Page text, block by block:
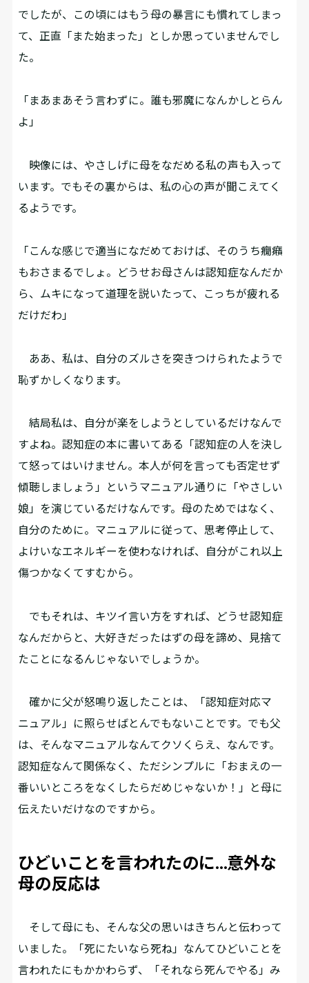
でしたが、この頃にはもう母の暴言にも慣れてしまっ
て、正直「また始まった」としか思っていませんでし
た。
「まあまあそう言わずに。誰も邪魔になんかしとらん
よ」
映像には、やさしげに母をなだめる私の声も入って
います。でもその裏からは、私の心の声が聞こえてく
るようです。
「こんな感じで適当になだめておけば、そのうち癇癪
もおさまるでしょ。どうせお母さんは認知症なんだか
ら、ムキになって道理を説いたって、こっちが疲れる
だけだわ」
ああ、私は、自分のズルさを突きつけられたようで
恥ずかしくなります。
結局私は、自分が楽をしようとしているだけなんで
すよね。認知症の本に書いてある「認知症の人を決し
て怒ってはいけません。本人が何を言っても否定せず
傾聴しましょう」というマニュアル通りに「やさしい
娘」を演じているだけなんです。母のためではなく、
自分のために。マニュアルに従って、思考停止して、
よけいなエネルギーを使わなければ、自分がこれ以上
傷つかなくてすむから。
でもそれは、キツイ言い方をすれば、どうせ認知症
なんだからと、大好きだったはずの母を諦め、見捨て
たことになるんじゃないでしょうか。
確かに父が怒鳴り返したことは、「認知症対応マ
ニュアル」に照らせばとんでもないことです。でも父
は、そんなマニュアルなんてクソくらえ、なんです。
認知症なんて関係なく、ただシンプルに「おまえの一
番いいところをなくしたらだめじゃないか！」と母に
伝えたいだけなのですから。
ひどいことを言われたのに…意外な
母の反応は
そして母にも、そんな父の思いはきちんと伝わって
いました。「死にたいなら死ね」なんてひどいことを
言われたにもかかわらず、「それなら死んでやる」み